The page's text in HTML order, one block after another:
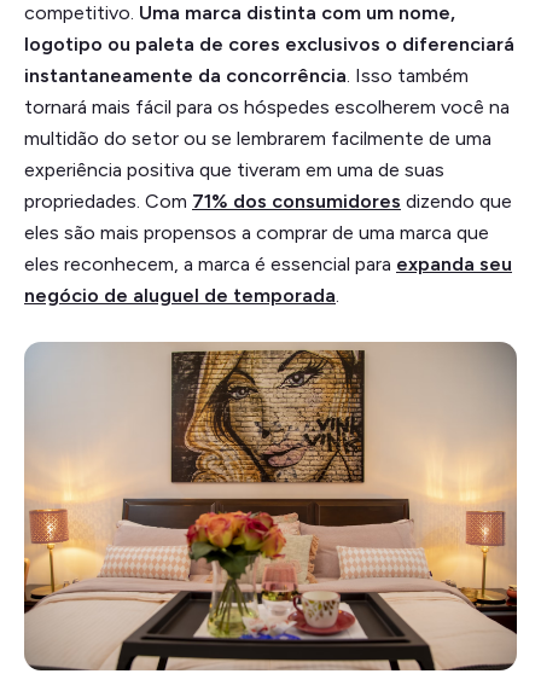
competitivo. Uma marca distinta com um nome,
logotipo ou paleta de cores exclusivos o diferenciará
instantaneamente da concorrência. Isso também
tornará mais fácil para os hóspedes escolherem você na
multidão do setor ou se lembrarem facilmente de uma
experiência positiva que tiveram em uma de suas
propriedades. Com 71% dos consumidores dizendo que
eles são mais propensos a comprar de uma marca que
eles reconhecem, a marca é essencial para expanda seu
negócio de aluguel de temporada.